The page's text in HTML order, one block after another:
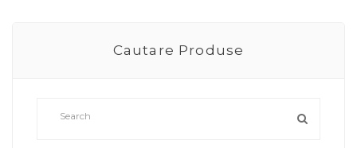
Cautare Produse